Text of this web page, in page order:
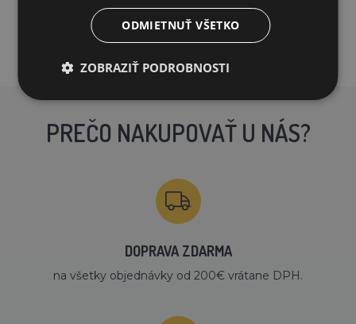
PREČO NAKUPOVAŤ U NÁS?
DOPRAVA ZDARMA
na všetky objednávky od 200€ vrátane DPH.
ODMIETNUŤ VŠETKO
ZOBRAZIŤ PODROBNOSTI